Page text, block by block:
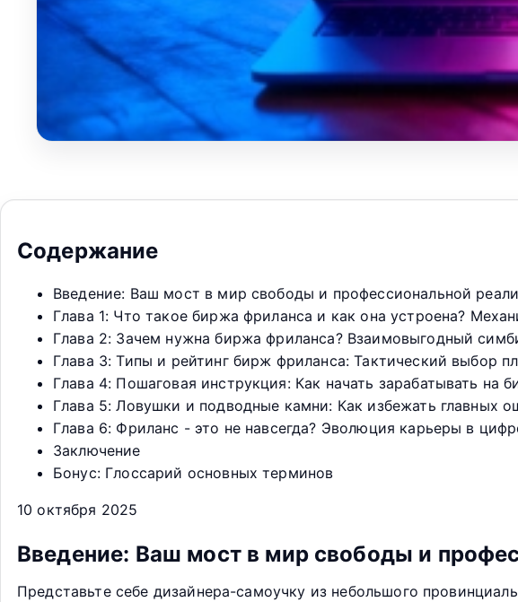
Содержание
Введение: Ваш мост в мир свободы и профессиональной
Глава 1: Что такое биржа фриланса и как она устроена?
Глава 2: Зачем нужна биржа фриланса? Взаимовыгодный
Глава 3: Типы и рейтинг бирж фриланса: Тактический выбор
Глава 4: Пошаговая инструкция: Как начать зарабатывать на
Глава 5: Ловушки и подводные камни: Как избежать главных
Глава 6: Фриланс - это не навсегда? Эволюция карьеры в
Заключение
Бонус: Глоссарий основных терминов
10 октября 2025
Введение: Ваш мост в мир свободы и
Представьте себе дизайнера-самоучку из небольшого